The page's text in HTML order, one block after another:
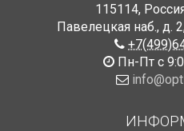
115114,
Павелецкая наб., д.
Пн-Пт с